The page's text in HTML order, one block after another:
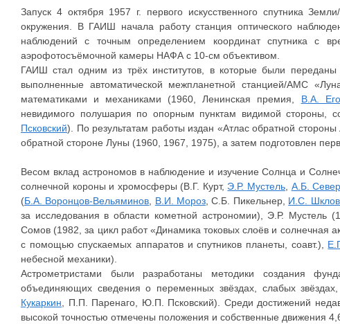
Запуск 4 октября 1957 г. первого искусственного спутника
окружения. В ГАИШ начала работу станция оптического
наблюдений с точным определением координат спутника с
аэрофотосъёмочной камеры НАФА с 10-см объективом.
ГАИШ стал одним из трёх институтов, в которые были
выполненные автоматической межпланетной станцией/АМС
математиками и механиками (1960, Ленинская премия, В.А.
невидимого полушария по опорным пунктам видимой стороны,
Псковский). По результатам работы издан «Атлас обратной
обратной стороне Луны (1960, 1967, 1975), а затем подготовлен
Весом вклад астрономов в наблюдение и изучение Солнца и
солнечной короны и хромосферы (В.Г. Курт, Э.Р. Мустель А.Б.
(Б.А. Воронцов-Вельяминов В.И. Мороз , С.Б. Пикельнер, И.С.
за исследования в области кометной астрономии), Э.Р. Мустель
Сомов (1982, за цикл работ «Динамика токовых слоёв и
с помощью спускаемых аппаратов и спутников планеты, соавт.),
небесной механики).
Астрометристами были разработаны методики создания
объединяющих сведения о переменных звёздах, слабых
Кукаркин , П.П. Паренаго, Ю.П. Псковский). Среди достижений
высокой точностью отмечены положения и собственные движения